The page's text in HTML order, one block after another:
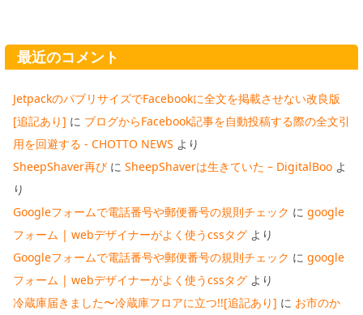
最近のコメント
JetpackのパブリサイズでFacebookに全文を掲載させない改良版
[追記あり] に ブログからFacebook記事を自動投稿する際の全文引
用を回避する - CHOTTO NEWS より
SheepShaver再び に SheepShaverは生きていた – DigitalBoo よ
り
Googleフォームで電話番号や郵便番号の規則チェック に google
フォーム | webデザイナーがよく使うcssタグ より
Googleフォームで電話番号や郵便番号の規則チェック に google
フォーム | webデザイナーがよく使うcssタグ より
冷蔵庫届きました〜冷蔵庫フロアに立つ!![追記あり] に お市のか